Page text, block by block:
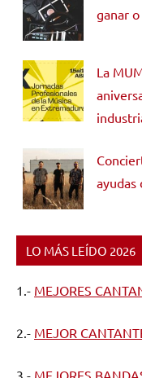
ganar
La
ayudas
LO MÁS LEÍDO 2026
1.- MEJORES
2.- MEJOR
3.- MEJORES